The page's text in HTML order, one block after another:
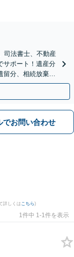
司法書士、不動産
サポート！遺産分
留分、相続放棄、
】
でお問い合わせ
詳しくは こちら)
1件中 1-1件を表示